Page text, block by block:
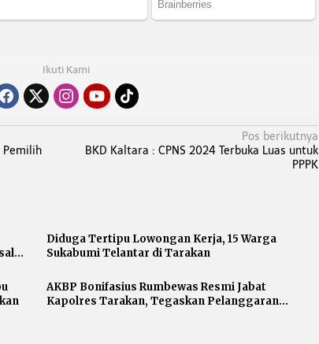
Ikuti Kami
Pemilih
Pos berikutnya
BKD Kaltara : CPNS 2024 Terbuka Luas untuk
PPPK
Diduga Tertipu Lowongan Kerja, 15 Warga
Sukabumi Telantar di Tarakan
AKBP Bonifasius Rumbewas Resmi Jabat
Kapolres Tarakan, Tegaskan Pelanggaran